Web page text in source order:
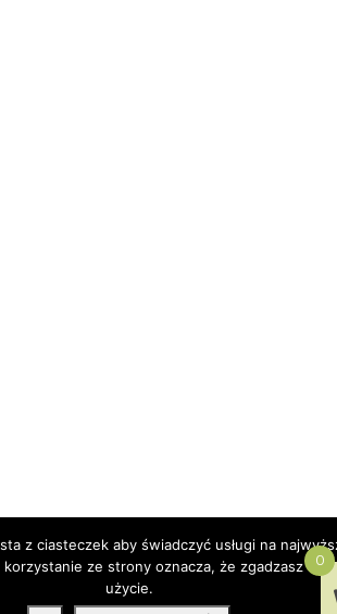
0
z ciasteczek aby świadczyć usługi na
korzystanie ze strony oznacza, że zgadzasz się
użycie.